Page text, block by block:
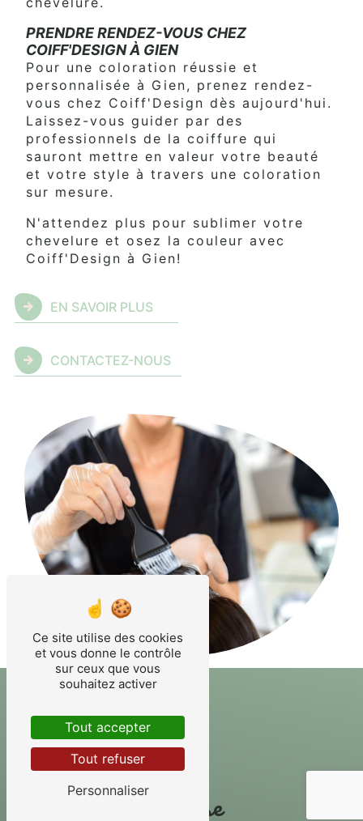
PRENDRE RENDEZ-VOUS CHEZ
COIFF'DESIGN À GIEN
Pour une coloration réussie et
personnalisée à Gien, prenez rendez-
vous chez Coiff'Design dès aujourd'hui.
Laissez-vous guider par des
professionnels de la coiffure qui
sauront mettre en valeur votre beauté
et votre style à travers une coloration
sur mesure.
N'attendez plus pour sublimer votre
chevelure et osez la couleur avec
Coiff'Design à Gien!
EN SAVOIR PLUS
CONTACTEZ-NOUS
Adresse
Ce site utilise des cookies
et vous donne le contrôle
sur ceux que vous
souhaitez activer
Tout accepter
Tout refuser
Personnaliser